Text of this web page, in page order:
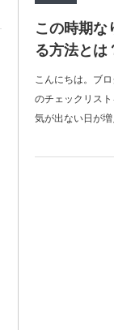
この時期な
る方法とは
こんにちは。ブ
のチェックリス
気が出ない日が